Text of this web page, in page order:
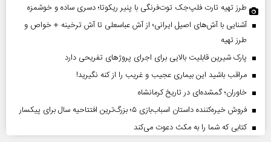
طرز تهیه تارت فلپ‌جک توت‌فرنگی با پنیر ریکوتا؛ دسری ساده و خوشمزه
آشنایی با آش‌های اصیل ایرانی؛ از آش عباسعلی تا آش ترخینه + خواص و
طرز تهیه
پارک شیرین قابلیت‌ بالایی برای اجرای پروژهای تفریحی دارد
مراقب باشید این بیماری عجیب و غریب را از کنه نگیرید!
خاوران؛ گمشده‌ای در تاریخ کرمانشاه
فروش خیره‌کننده داستان اسباب‌بازی ۵؛ بزرگ‌ترین افتتاحیه سال برای پیکسار
کتابی که شما را به مکث دعوت می‌کند